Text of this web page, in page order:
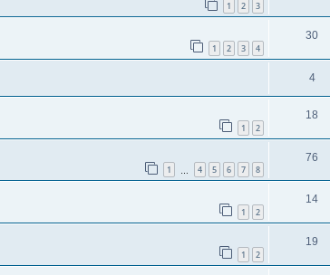
1 2 3
1 2 3 4
30
4
1 2
18
1 4 5 6 7 8
76
1 2
14
1 2
19